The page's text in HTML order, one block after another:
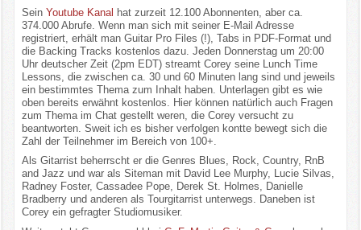
Sein Youtube Kanal hat zurzeit 12.100 Abonnenten, aber ca.
374.000 Abrufe. Wenn man sich mit seiner E-Mail Adresse
registriert, erhält man Guitar Pro Files (!), Tabs in PDF-Format und
die Backing Tracks kostenlos dazu. Jeden Donnerstag um 20:00
Uhr deutscher Zeit (2pm EDT) streamt Corey seine Lunch Time
Lessons, die zwischen ca. 30 und 60 Minuten lang sind und jeweils
ein bestimmtes Thema zum Inhalt haben. Unterlagen gibt es wie
oben bereits erwähnt kostenlos. Hier können natürlich auch Fragen
zum Thema im Chat gestellt weren, die Corey versucht zu
beantworten. Sweit ich es bisher verfolgen kontte bewegt sich die
Zahl der Teilnehmer im Bereich von 100+.
Als Gitarrist beherrscht er die Genres Blues, Rock, Country, RnB
and Jazz und war als Siteman mit David Lee Murphy, Lucie Silvas,
Radney Foster, Cassadee Pope, Derek St. Holmes, Danielle
Bradberry und anderen als Tourgitarrist unterwegs. Daneben ist
Corey ein gefragter Studiomusiker.